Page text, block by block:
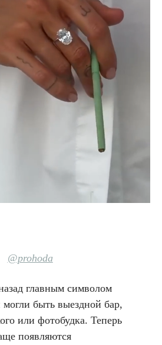
@prohoda
главным символом
быть выездной бар,
или фотобудка. Теперь
появляются